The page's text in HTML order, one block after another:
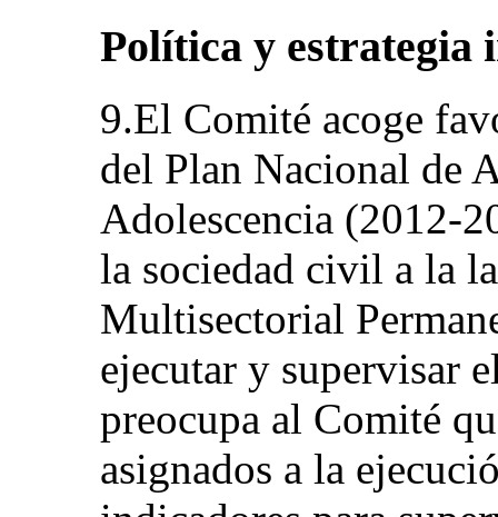
Política y estrategia
9.El Comité acoge
del Plan Nacional de
Adolescencia (2012-
la sociedad civil a la
Multisectorial
ejecutar y supervisar
preocupa al Comité
asignados a la